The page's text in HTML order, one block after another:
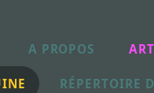
A PROPOS
RÉPERTOIRE